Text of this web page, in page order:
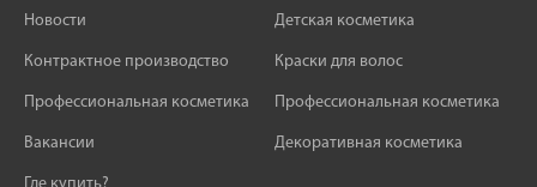
Новости
Контрактное производство
Профессиональная косметика
Вакансии
Детская косметика
Краски для волос
Профессиональная косметика
Декоративная косметика